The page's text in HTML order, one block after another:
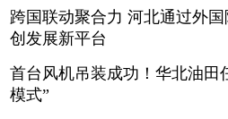
跨国联动聚合力 河北通过外
创发展新平台
首台风机吊装成功！华北油田
模式”